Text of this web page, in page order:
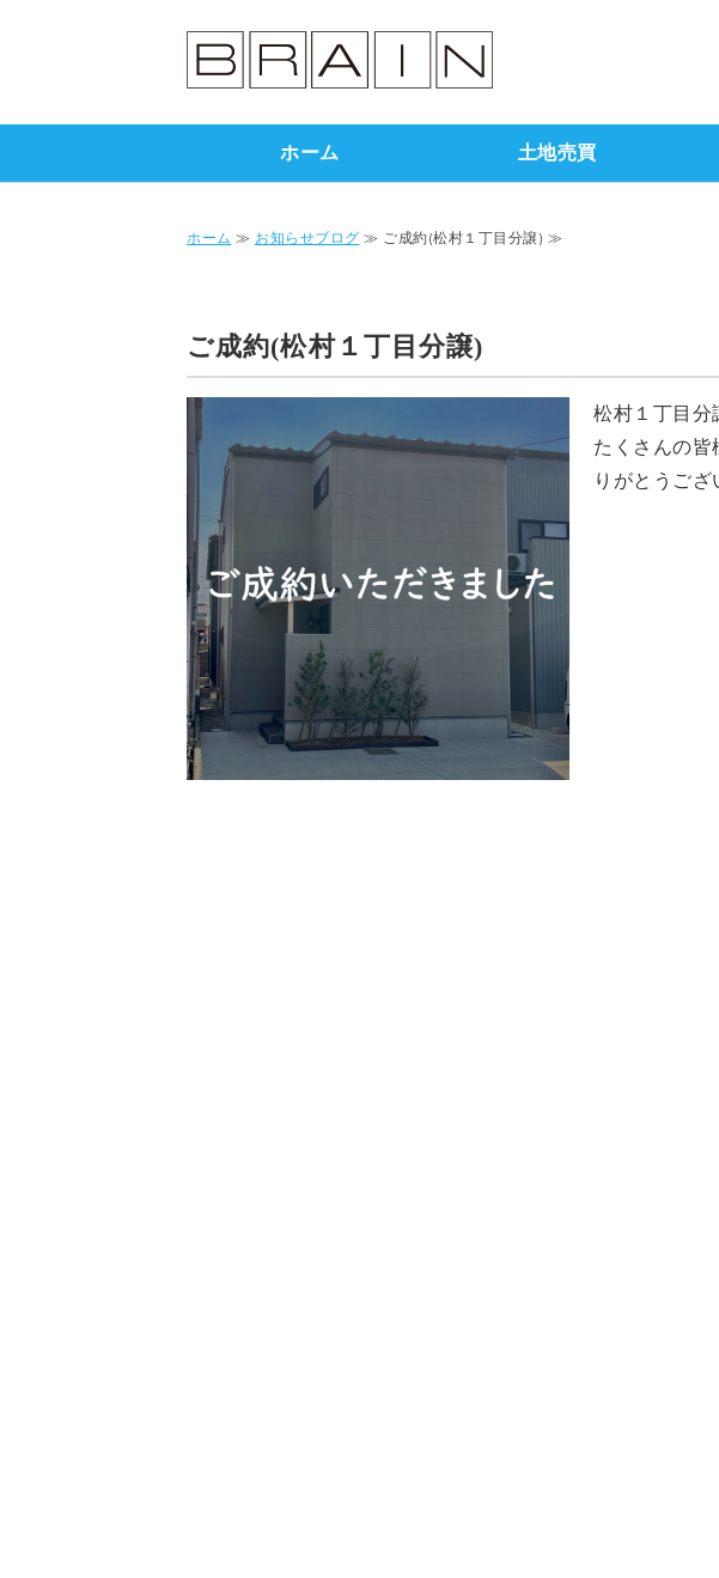
ホーム 土地売買
ホーム ≫ お知らせブログ ≫ ご成約(松村１丁目分譲) ≫
ご成約(松村１丁目分譲)
松村１丁目分
たくさんの皆
りがとうござ